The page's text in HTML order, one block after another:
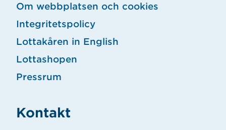
Om webbplatsen och cookies
Integritetspolicy
Lottakåren in English
Lottashopen
Pressrum
Kontakt